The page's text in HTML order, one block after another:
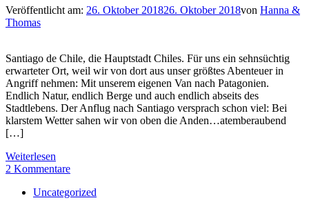
Veröffentlicht am: 26. Oktober 201826. Oktober 2018von Hanna &
Thomas
Santiago de Chile, die Hauptstadt Chiles. Für uns ein sehnsüchtig
erwarteter Ort, weil wir von dort aus unser größtes Abenteuer in
Angriff nehmen: Mit unserem eigenen Van nach Patagonien.
Endlich Natur, endlich Berge und auch endlich abseits des
Stadtlebens. Der Anflug nach Santiago versprach schon viel: Bei
klarstem Wetter sahen wir von oben die Anden…atemberaubend
[…]
Weiterlesen
2 Kommentare
Uncategorized